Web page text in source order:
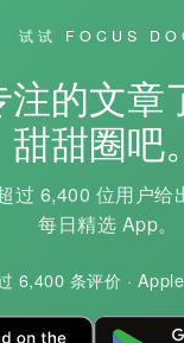
试试 FOCUS
注的文章
甜甜圈吧。
过 6,400 位用户
每日精选 App。
6,400 条评价 ·